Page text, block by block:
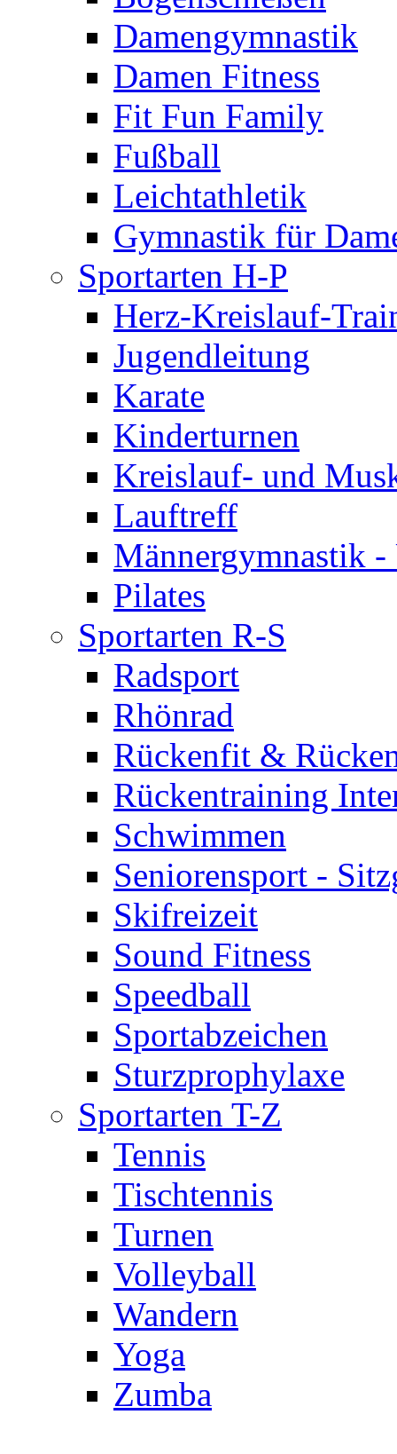
Damengymnastik
Damen Fitness
Fit Fun Family
Fußball
Leichtathletik
Gymnastik für
Sportarten H-P
Herz-Kreislauf-
Jugendleitung
Karate
Kinderturnen
Kreislauf- und
Lauftreff
Männergymnastik
Pilates
Sportarten R-S
Radsport
Rhönrad
Rückenfit &
Rückentraining
Schwimmen
Seniorensport -
Skifreizeit
Sound Fitness
Speedball
Sportabzeichen
Sturzprophylaxe
Sportarten T-Z
Tennis
Tischtennis
Turnen
Volleyball
Wandern
Yoga
Zumba